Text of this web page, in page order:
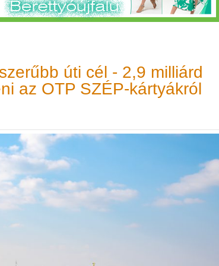
úti cél - 2,9 milliárd
az OTP SZÉP-kártyákról